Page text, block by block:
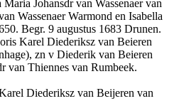
Johansdr van Wassenaer van
Wassenaer Warmond en Isabella
Begr. 9 augustus 1683 Drunen.
Karel Diederiksz van Beieren
zn v Diederik van Beieren
van Thiennes van Rumbeek.
Diederiksz van Beijeren van